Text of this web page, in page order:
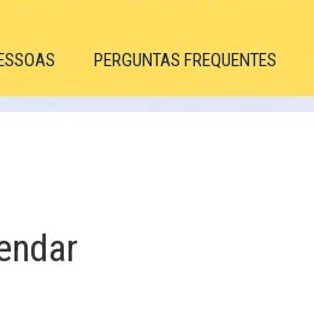
PERGUNTAS FREQUENTES